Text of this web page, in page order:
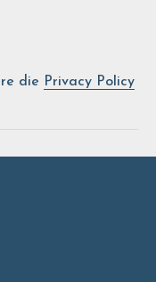
die Privacy Policy